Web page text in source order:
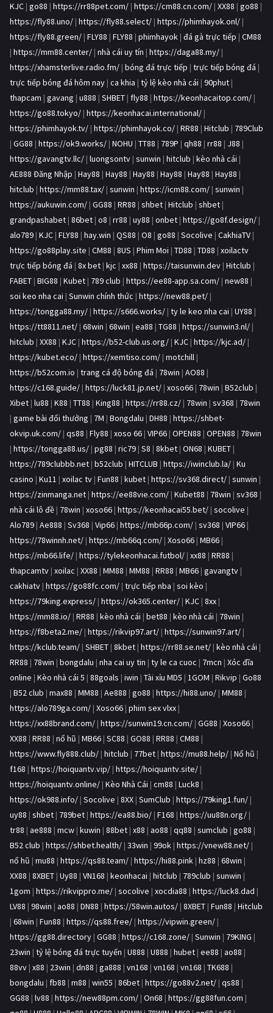
KJC | go88 | https://rr88pet.com/ | https://cm88.cn.com/ | XX88 | go88 |
https://fly88.uno/ | https://fly88.select/ | https://phimhayok.onl/ |
https://fly88.green/ | FLY88 | FLY88 | phimhayok | đá gà trực tiếp | CM88
| https://mm88.center/ | nhà cái uy tín | https://daga88.my/ |
https://xhamsterlive.radio.fm/ | bóng đá trực tiếp | trực tiếp bóng đá |
trực tiếp bóng đá hôm nay | ca khia | tỷ lệ kèo nhà cái | 90phut |
thapcam | gavang | u888 | SHBET | fly88 | https://keonhacaitop.com/ |
https://go88.tokyo/ | https://keonhacai.international/ |
https://phimhayok.tv/ | https://phimhayok.co/ | RR88 | Hitclub | 789Club
| GG88 | https://ok9.works/ | NOHU | TT88 | 789P | qh88 | rr88 | J88 |
https://gavangtv.llc/ | luongsontv | sunwin | hitclub | kèo nhà cái |
AE888 Đăng Nhập | Hay88 | Hay88 | Hay88 | Hay88 | Hay88 | Hay88 |
hitclub | https://mm88.tax/ | sunwin | https://icm88.com/ | sunwin |
https://aukuwin.com/ | GG88 | RR88 | shbet | Hitclub | shbet |
grandpashabet | 86bet | o8 | rr88 | uy88 | onbet | https://go8f.design/ |
alo789 | KJC | FLY88 | hay.win | QS88 | O8 | go88 | Socolive | CakhiaTV |
https://go88play.site | CM88 | 8US | Phim Moi | TD88 | TD88 | xoilactv
trực tiếp bóng đá | 8x bet | kjc | xx88 | https://taisunwin.dev | Hitclub |
FABET | BIG88 | Kubet | 789 club | https://ee88-app.sa.com/ | new88 |
soi keo nha cai | Sunwin chính thức | https://new88.pet/ |
https://tongga88.my/ | https://s666.works/ | ty le keo nha cai | UY88 |
https://tt8811.net/ | 68win | 68win | ea88 | TG88 | https://sunwin3.nl/ |
hitclub | XX88 | KJC | https://b52-club.us.org/ | KJC | https://kjc.ad/ |
https://kubet.eco/ | https://xemtiso.com/ | motchill |
https://b52com.io | trang cá độ bóng đá | 78win | AO88 |
https://c168.guide/ | https://luck81.jp.net/ | xoso66 | 78win | B52club |
Xibet | lu88 | K88 | TT88 | King88 | https://rr88.cz/ | 78win | sv368 | 78win
| game bài đổi thưởng | 7M | Bongdalu | DH88 | https://shbet-
okvip.uk.com/ | qs88 | Fly88 | xoso 66 | VIP66 | OPEN88 | OPEN88 | 78win
| https://tongga88.us/ | pg88 | ric79 | S8 | 8kbet | ON68 | KUBET |
https://789clubbb.net | b52club | HITCLUB | https://iwinclub.la/ | Ku
casino | Ku11 | xoilac tv | Fun88 | kubet | https://sv368.direct/ | sunwin |
https://zinmanga.net | https://ee88vie.com/ | Kubet88 | 78win | sv368 |
nhà cái lô đề | 78win | xoso66 | https://keonhacai55.bet/ | socolive |
Alo789 | Ae888 | Sv368 | Vip66 | https://mb66p.com/ | sv368 | VIP66 |
https://78winnh.net/ | https://mb66q.com/ | Xoso66 | MB66 |
https://mb66.life/ | https://tylekeonhacai.futbol/ | xx88 | RR88 |
thapcamtv | xoilac | XX88 | MM88 | MM88 | RR88 | MB66 | gavangtv |
cakhiatv | https://go88fc.com/ | trực tiếp nba | soi kèo |
https://79king.express/ | https://ok365.center/ | KJC | 8xx |
https://mm88.io/ | RR88 | kèo nhà cái | bet88 | kèo nhà cái | 78win |
https://f8beta2.me/ | https://rikvip97.art/ | https://sunwin97.art/ |
https://kclub.team/ | SHBET | 8kbet | https://rr88.se.net/ | kèo nhà cái |
RR88 | 78win | bongdalu | nha cai uy tin | ty le ca cuoc | 7mcn | Xóc đĩa
online | Kèo nhà cái 5 | 88goals | iwin | Tài xỉu MD5 | 1GOM | Rikvip | Go88
| B52 club | max88 | MM88 | Ae888 | go88 | https://hi88.uno/ | MM88 |
https://alo789ga.com/ | Xoso66 | phim sex vlxx |
https://xx88brand.com/ | https://sunwin19.cn.com/ | GG88 | Xoso66 |
XX88 | RR88 | nổ hũ | MB66 | SC88 | GO88 | RR88 | CM88 |
https://www.fly888.club/ | hitclub | 77bet | https://mu88.help/ | Nổ hũ |
f168 | https://hoiquantv.vip/ | https://hoiquantv.site/ |
https://hoiquantv.online/ | Kèo Nhà Cái | cm88 | Luck8 |
https://ok988.info/ | Socolive | 8XX | SumClub | https://79king1.fun/ |
uy88 | shbet | 789bet | https://ea88.bio/ | F168 | https://uu88n.org/ |
tr88 | ae888 | mcw | kuwin | 88bet | x88 | ao88 | qq88 | sumclub | go88 |
B52 club | https://shbet.health/ | 33win | 99ok | https://vnew88.net/ |
nổ hũ | mu88 | https://qs88.team/ | https://hi88.pink | hz88 | 68win |
XX88 | 8XBET | Uy88 | VN168 | keonhacai | hitclub | 789club | sunwin |
1gom | https://rikvippro.me/ | socolive | xocdia88 | https://luck8.dad |
LV88 | 98win | ao88 | DN88 | https://58win.autos/ | 8XBET | Fun88 | Hitclub
| 68win | Fun88 | https://qs88.free/ | https://vipwin.green/ |
https://gg88.directory | GG88 | https://c168.zone/ | Sunwin | 79KING |
23win | tỷ lệ bóng đá trực tuyến | U888 | U888 | hubet | ee88 | ao88 |
88vv | x88 | 23win | dn88 | ga888 | vn168 | vn168 | vn168 | TK688 |
bongdalu | fb88 | m88 | win55 | 86bet | https://go88v2.net/ | qs88 |
GG88 | lv88 | https://new88pm.com/ | On68 | https://gg88fun.com |